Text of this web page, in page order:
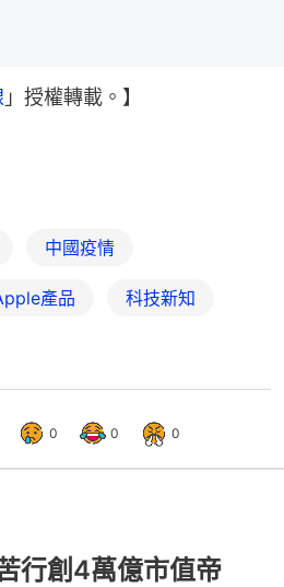
」授權轉載。】
中國疫情
產品 科技新知
0 0 0
行創4萬億市值帝